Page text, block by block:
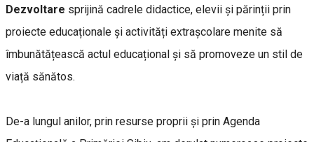
Dezvoltare sprijină cadrele didactice, elevii și părinții prin
proiecte educaționale și activități extrașcolare menite să
îmbunătățească actul educațional și să promoveze un stil de
viață sănătos.
De-a lungul anilor, prin resurse proprii și prin Agenda